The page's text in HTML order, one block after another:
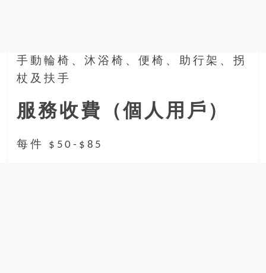
手動輪椅、沐浴椅、便椅、助行架、拐
杖及扶手
服務收費（個人用戶）
每件 $50-$85